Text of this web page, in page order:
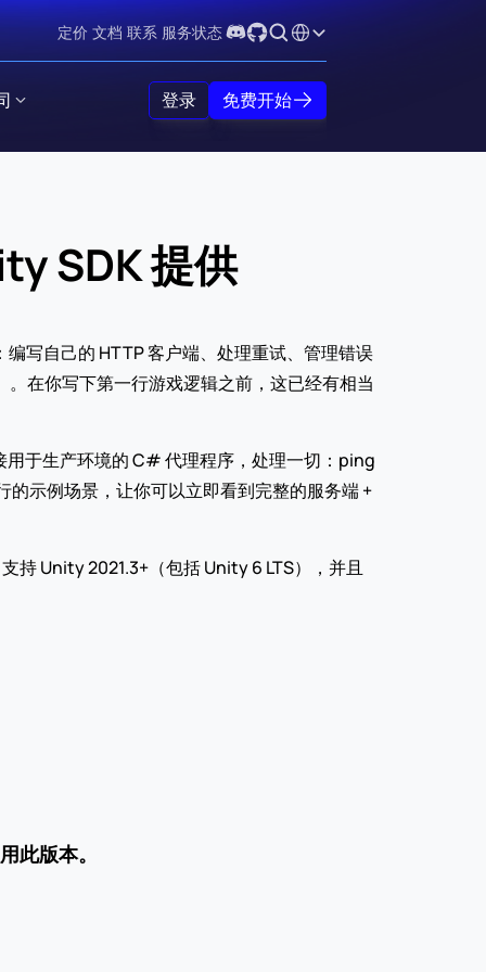
定价 文档 联系 服务状态 Select Language
登录 免费开始
SDK 提供
写自己的 HTTP 客户端、处理重试、管理错误
在你写下第一行游戏逻辑之前，这已经有相当
于生产环境的 C# 代理程序，处理一切：ping
示例场景，让你可以立即看到完整的服务端 +
持 Unity 2021.3+（包括 Unity 6 LTS），并且
此版本。